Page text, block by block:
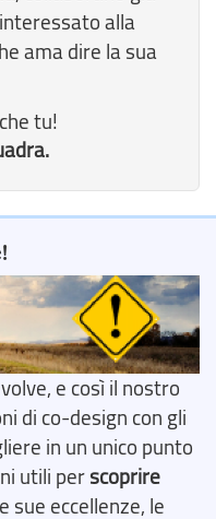
alla
ama dire la sua
tu!
e così il nostro
di co-design con gli
in un unico punto
utili perscoprire
sue eccellenze, le